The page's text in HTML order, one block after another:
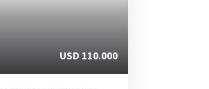
USD 110.000